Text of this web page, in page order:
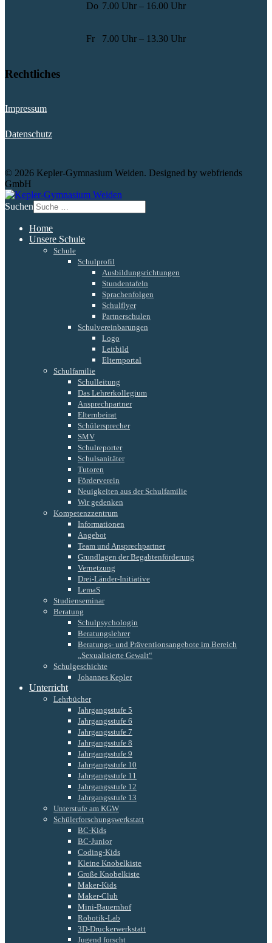
Do 7.00 Uhr – 16.00 Uhr
Fr 7.00 Uhr – 13.30 Uhr
Rechtliches
Impressum
Datenschutz
© 2026 Kepler-Gymnasium Weiden. Designed by webfriends
GmbH
Suchen
Home
Unsere Schule
Schule
Schulprofil
Ausbildungsrichtungen
Stundentafeln
Sprachenfolgen
Schulflyer
Partnerschulen
Schulvereinbarungen
Logo
Leitbild
Elternportal
Schulfamilie
Schulleitung
Das Lehrerkollegium
Ansprechpartner
Elternbeirat
Schülersprecher
SMV
Schulreporter
Schulsanitäter
Tutoren
Förderverein
Neuigkeiten aus der Schulfamilie
Wir gedenken
Kompetenzzentrum
Informationen
Angebot
Team und Ansprechpartner
Grundlagen der Begabtenförderung
Vernetzung
Drei-Länder-Initiative
LemaS
Studienseminar
Beratung
Schulpsychologin
Beratungslehrer
Beratungs- und Präventionsangebote im Bereich
„Sexualisierte Gewalt“
Schulgeschichte
Johannes Kepler
Unterricht
Lehrbücher
Jahrgangsstufe 5
Jahrgangsstufe 6
Jahrgangsstufe 7
Jahrgangsstufe 8
Jahrgangsstufe 9
Jahrgangsstufe 10
Jahrgangsstufe 11
Jahrgangsstufe 12
Jahrgangsstufe 13
Unterstufe am KGW
Schülerforschungswerkstatt
BC-Kids
BC-Junior
Coding-Kids
Kleine Knobelkiste
Große Knobelkiste
Maker-Kids
Maker-Club
Mini-Bauernhof
Robotik-Lab
3D-Druckerwerkstatt
Jugend forscht